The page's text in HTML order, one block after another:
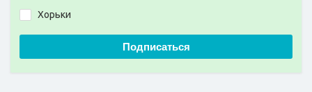
Хорьки
Подписаться